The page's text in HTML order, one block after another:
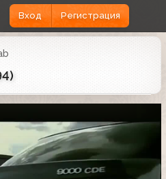
Вход Регистрация